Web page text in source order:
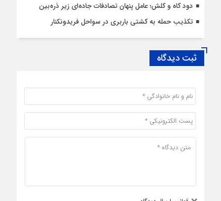
دود کاه و کلش؛ عامل پنهان تصادفات جاده‌ای زیر ذره‌بین
تکذیب حمله به کشتی باربری در سواحل فریدونکنار
ثبت دیدگاه